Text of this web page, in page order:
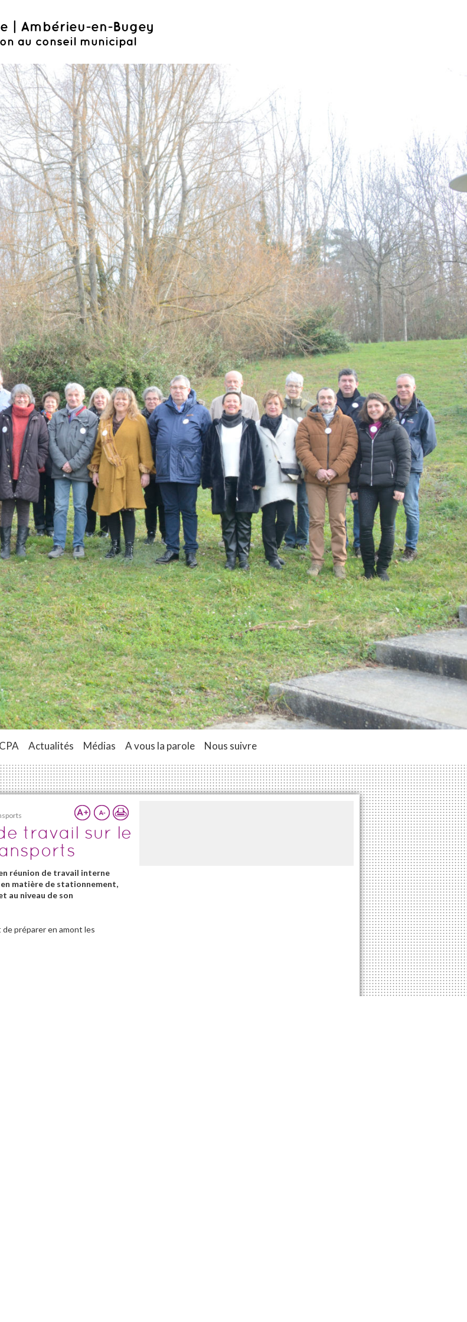
| Ambérieu-en-Bugey
au conseil municipal
Actualités Médias A vous la parole Nous suivre
travail sur le
réunion de travail interne
matière de stationnement,
au niveau de son
préparer en amont les